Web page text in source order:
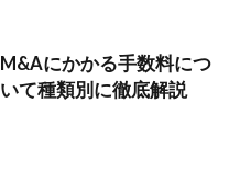
M&Aにかかる手数料につ
いて種類別に徹底解説